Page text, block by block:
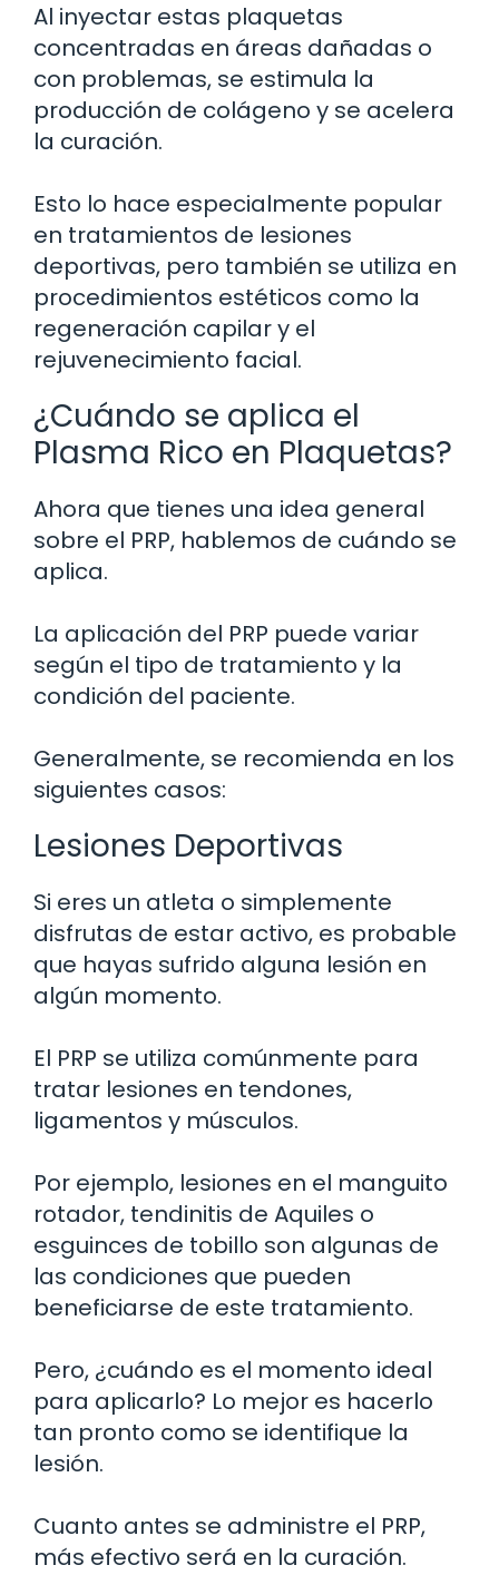
Al inyectar estas plaquetas
concentradas en áreas dañadas o
con problemas, se estimula la
producción de colágeno y se acelera
la curación.
Esto lo hace especialmente popular
en tratamientos de lesiones
deportivas, pero también se utiliza en
procedimientos estéticos como la
regeneración capilar y el
rejuvenecimiento facial.
¿Cuándo se aplica el
Plasma Rico en Plaquetas?
Ahora que tienes una idea general
sobre el PRP, hablemos de cuándo se
aplica.
La aplicación del PRP puede variar
según el tipo de tratamiento y la
condición del paciente.
Generalmente, se recomienda en los
siguientes casos:
Lesiones Deportivas
Si eres un atleta o simplemente
disfrutas de estar activo, es probable
que hayas sufrido alguna lesión en
algún momento.
El PRP se utiliza comúnmente para
tratar lesiones en tendones,
ligamentos y músculos.
Por ejemplo, lesiones en el manguito
rotador, tendinitis de Aquiles o
esguinces de tobillo son algunas de
las condiciones que pueden
beneficiarse de este tratamiento.
Pero, ¿cuándo es el momento ideal
para aplicarlo? Lo mejor es hacerlo
tan pronto como se identifique la
lesión.
Cuanto antes se administre el PRP,
más efectivo será en la curación.